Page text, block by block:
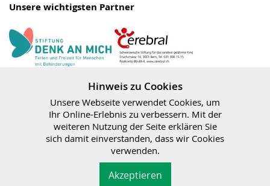
Unsere wichtigsten Partner
Bundesamt für
Rechtlicher Hinweis
Hinweis zu Cookies
Unsere Webseite verwendet Cookies, um
Ihr Online-Erlebnis zu verbessern. Mit der
weiteren Nutzung der Seite erklären Sie
sich damit einverstanden, dass wir Cookies
verwenden.